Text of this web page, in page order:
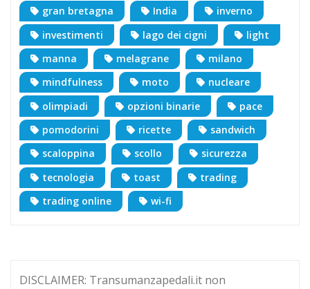
gran bretagna
India
inverno
investimenti
lago dei cigni
light
manna
melagrane
milano
mindfulness
moto
nucleare
olimpiadi
opzioni binarie
pace
pomodorini
ricette
sandwich
scaloppina
scollo
sicurezza
tecnologia
toast
trading
trading online
wi-fi
DISCLAIMER: Transumanzapedali.it non